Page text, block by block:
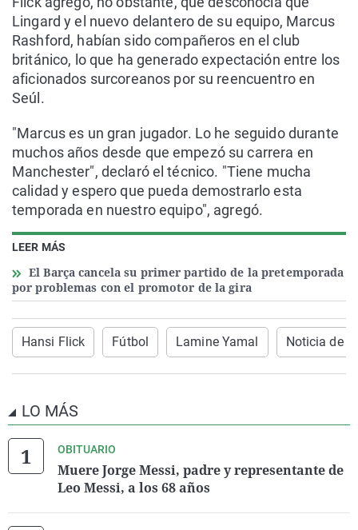
LEER MÁS
El Barça cancela su primer partido de la pretemporada
por problemas con el promotor de la gira
Lingard y el nuevo delantero de su equipo, Marcus
Rashford, habían sido compañeros en el club
británico, lo que ha generado expectación entre los
aficionados surcoreanos por su reencuentro en
Seúl.
"Marcus es un gran jugador. Lo he seguido durante
muchos años desde que empezó su carrera en
Manchester", declaró el técnico. "Tiene mucha
calidad y espero que pueda demostrarlo esta
temporada en nuestro equipo", agregó.
Hansi Flick Fútbol Lamine Yamal Noticia de
LO MÁS
OBITUARIO
Muere Jorge Messi, padre y representante de
Leo Messi, a los 68 años